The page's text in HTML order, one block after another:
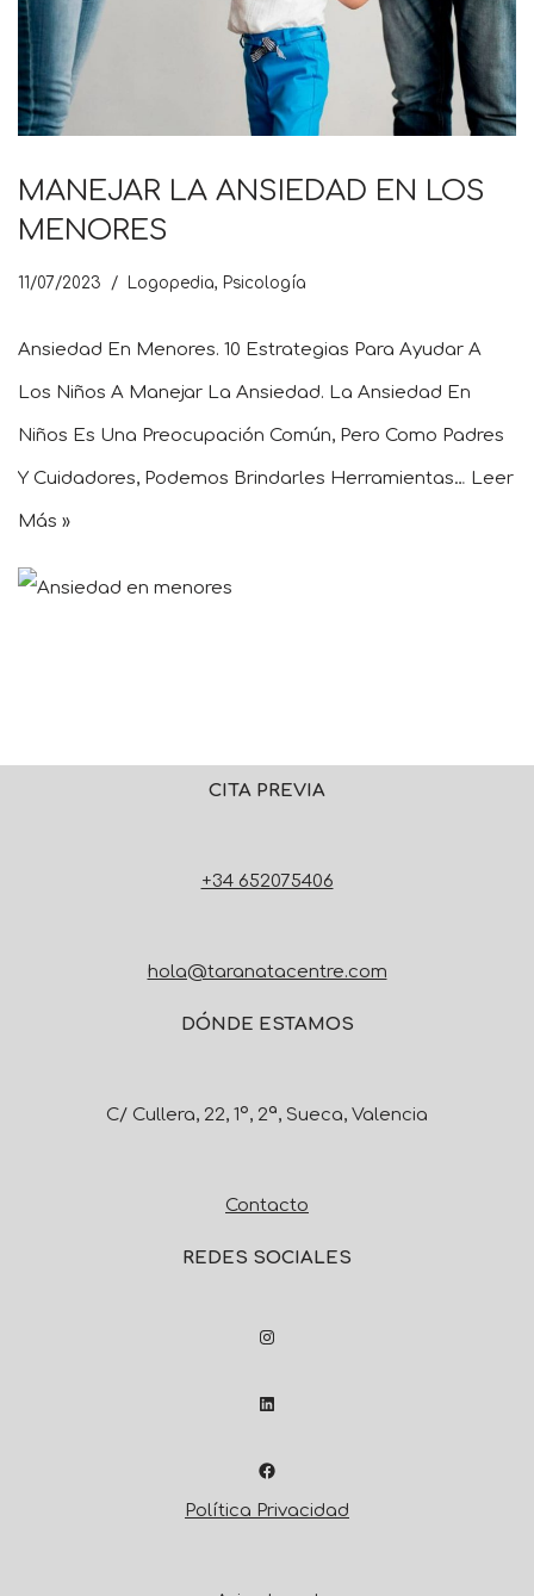
MANEJAR LA ANSIEDAD EN LOS
MENORES
11/07/2023 Logopedia, Psicología
Ansiedad En Menores. 10 Estrategias Para Ayudar A
Los Niños A Manejar La Ansiedad. La Ansiedad En
Niños Es Una Preocupación Común, Pero Como Padres
Y Cuidadores, Podemos Brindarles Herramientas… Leer
Más »
CITA PREVIA
+34 652075406
hola@taranatacentre.com
DÓNDE ESTAMOS
C/ Cullera, 22, 1º, 2ª, Sueca, Valencia
Contacto
REDES SOCIALES
Política Privacidad